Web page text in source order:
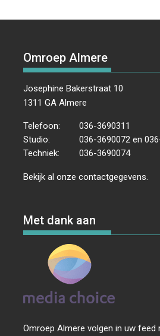
Omroep Almere
Josephine Bakerstraat 10
1311 GA Almere
Telefoon:
036-3690311
Studio:
036-3690072 en
Techniek:
036-3690074
Bekijk al onzecontactgegevens
Met dank aan
Omroep Almere volgen in uw feed